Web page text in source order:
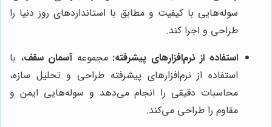
سوله‌هایی با کیفیت و مطابق با استانداردهای روز دنیا را
طراحی و اجرا کند.
استفاده از نرم‌افزارهای پیشرفته: مجموعهآسمان سقف، با
استفاده از نرم‌افزارهای پیشرفته طراحی و تحلیل سازه،
محاسبات دقیقی را انجام می‌دهد و سوله‌هایی ایمن و
مقاوم را طراحی می‌کند.